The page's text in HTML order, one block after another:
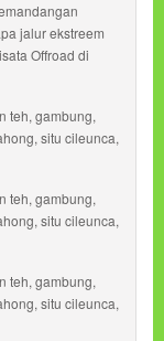
jalur ekstreem
Offroad di